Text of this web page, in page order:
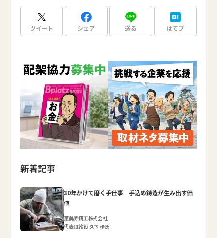
ツイート シェア 送る はてブ
新着記事
30年かけて磨く手仕事 手込め鋳造が生み出す価
値
恵美寿鋳工株式会社
代表取締役 久下 歩氏